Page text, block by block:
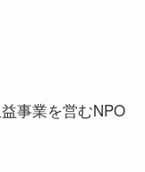
事業を営むNPO